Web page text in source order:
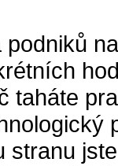
taháte
stranu